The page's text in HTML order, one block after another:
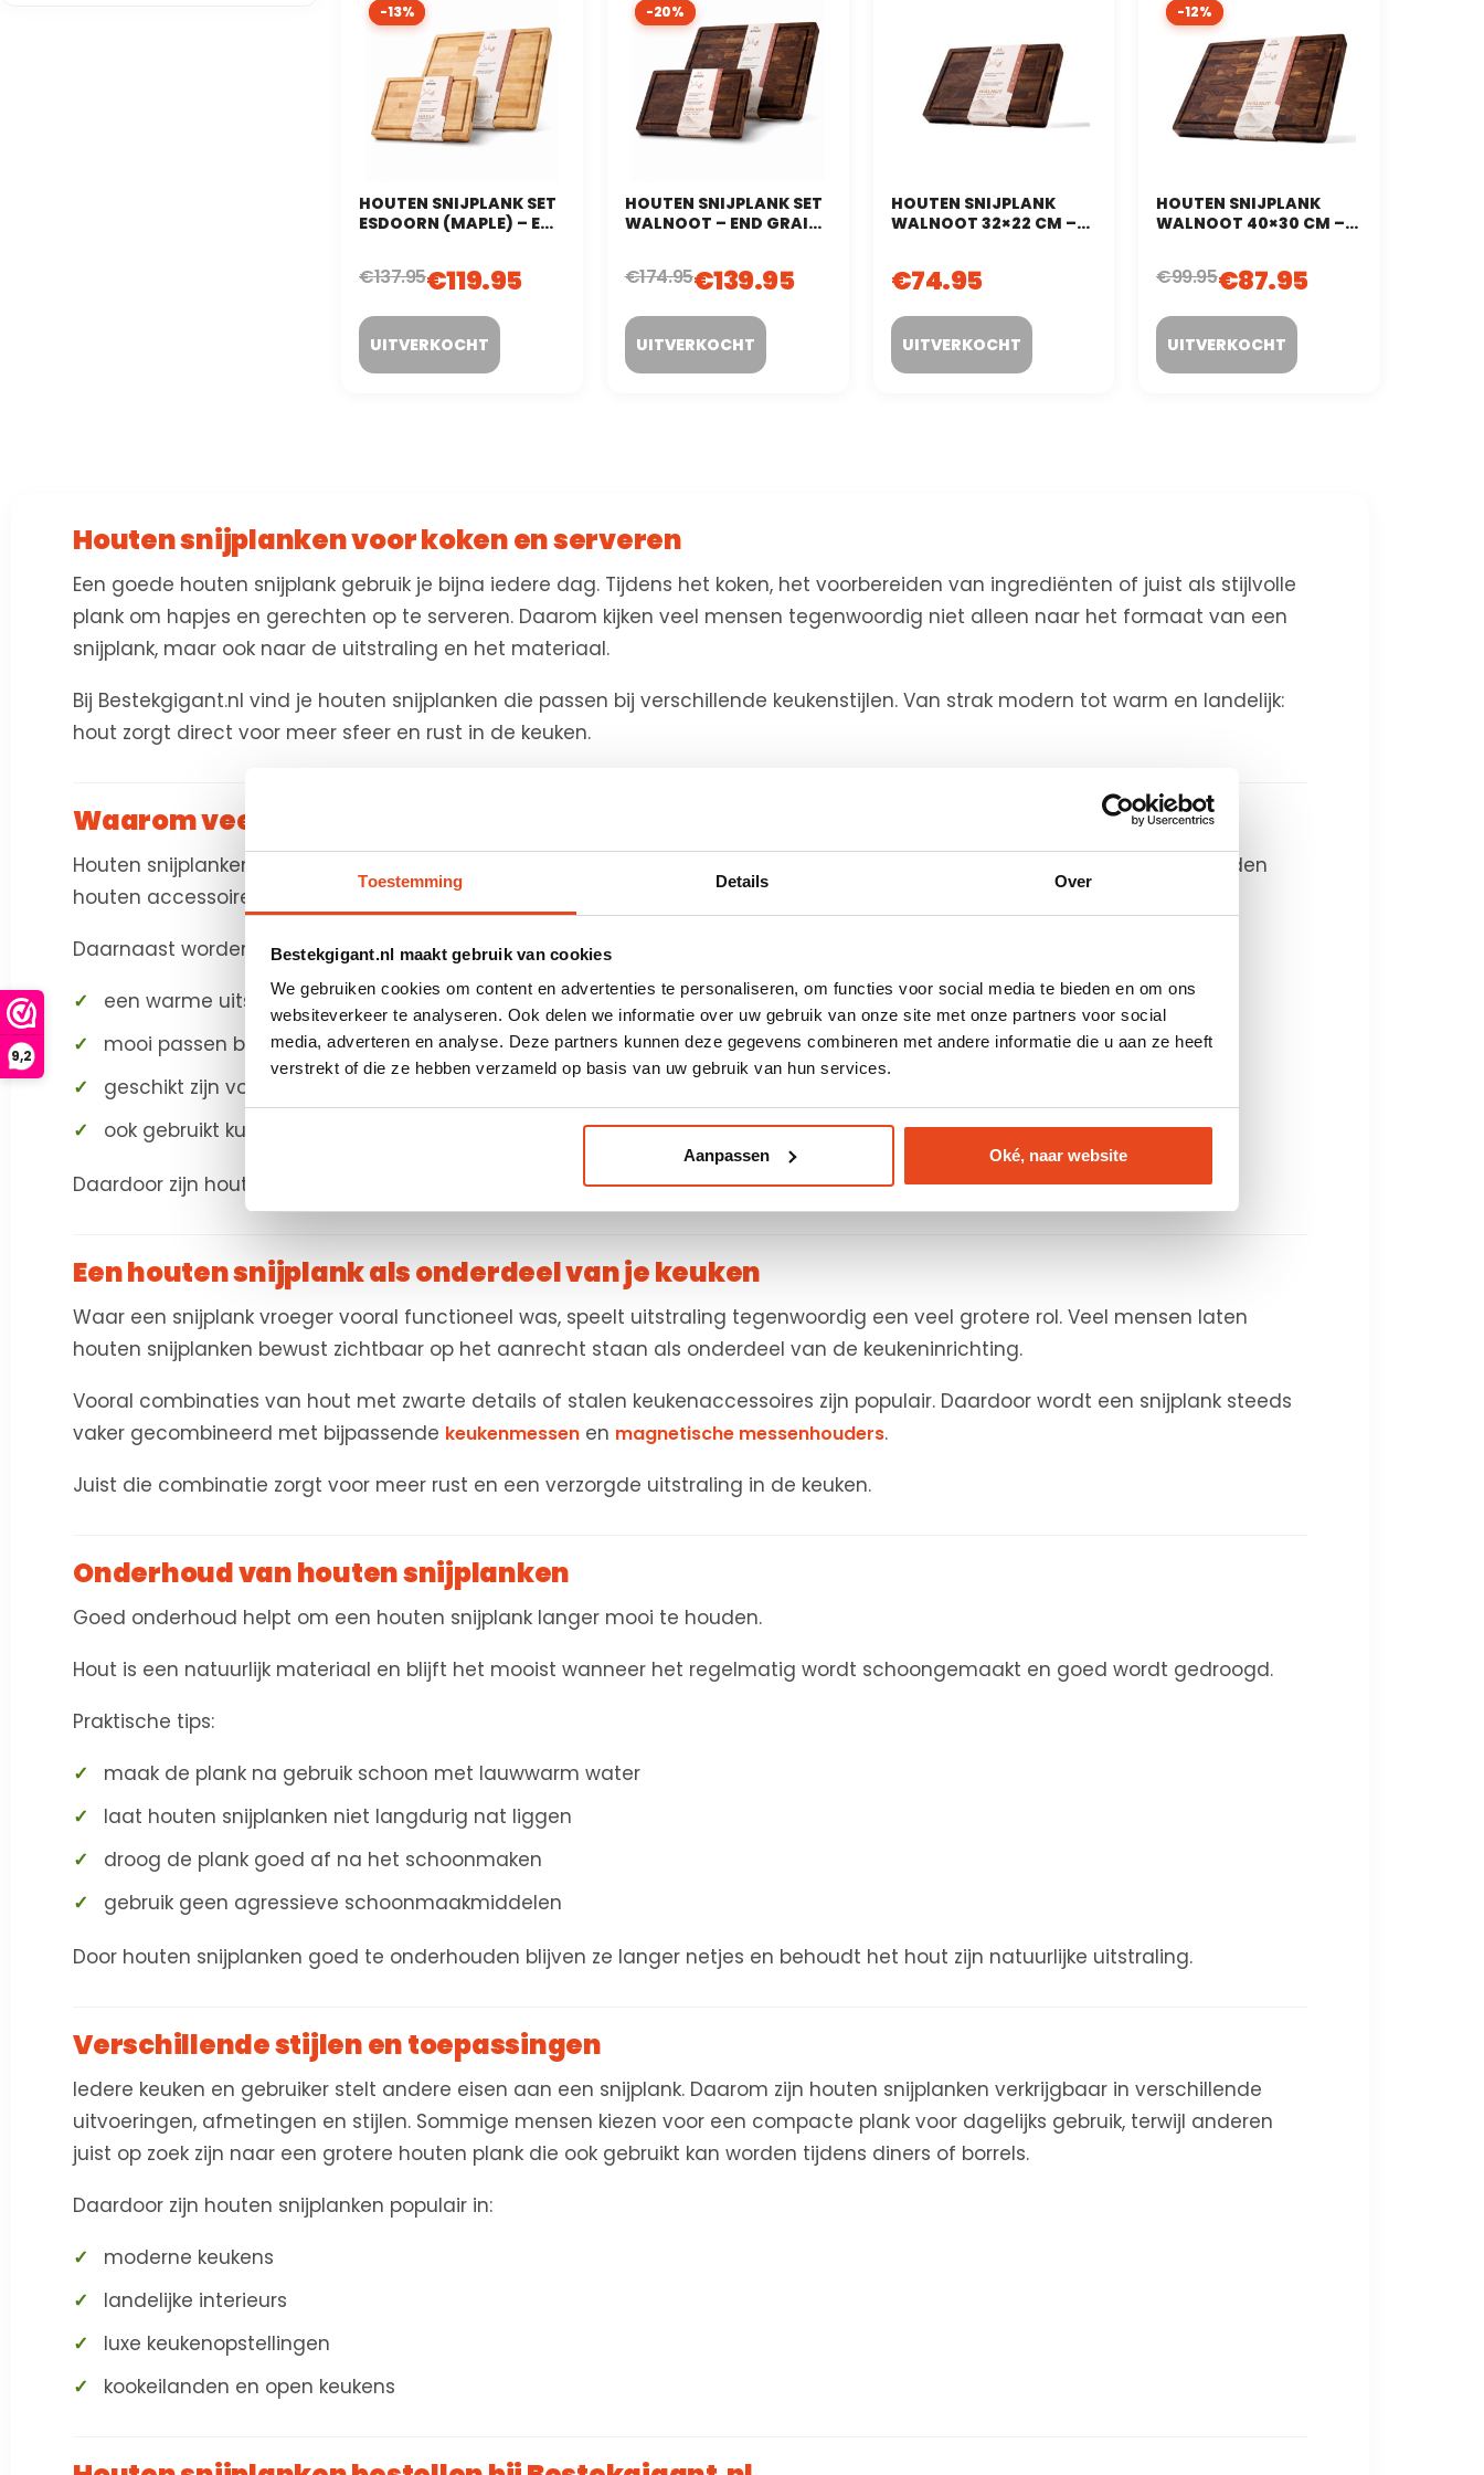
9,2
Toestemming Details Over
Bestekgigant.nl maakt gebruik van cookies
We gebruiken cookies om content en advertenties te personaliseren, om functies voor social media te bieden en om ons
websiteverkeer te analyseren. Ook delen we informatie over uw gebruik van onze site met onze partners voor social
media, adverteren en analyse. Deze partners kunnen deze gegevens combineren met andere informatie die u aan ze heeft
verstrekt of die ze hebben verzameld op basis van uw gebruik van hun services.
Aanpassen Oké, naar website
-13%
HOUTEN SNIJPLANK SET
ESDOORN (MAPLE) – END
-13%
€137.95€119.95
-20%
HOUTEN SNIJPLANK SET
WALNOOT – END GRAIN
-20%
€174.95€139.95
HOUTEN SNIJPLANK
WALNOOT 32×22 CM –
€74.95
-12%
HOUTEN SNIJPLANK
WALNOOT 40×30 CM –
-12%
€99.95€87.95
Houten snijplanken voor koken en serveren
Een goede houten snijplank gebruik je bijna iedere dag. Tijdens het koken, het voorbereiden van ingrediënten of juist als stijlvolle
plank om hapjes en gerechten op te serveren. Daarom kijken veel mensen tegenwoordig niet alleen naar het formaat van een
snijplank, maar ook naar de uitstraling en het materiaal.
Bij Bestekgigant.nl vind je houten snijplanken die passen bij verschillende keukenstijlen. Van strak modern tot warm en landelijk:
hout zorgt direct voor meer sfeer en rust in de keuken.
Waarom veel mensen kiezen voor houten snijplanken
Houten snijplanken blijven populair vanwege de natuurlijke uitstraling en stevige kwaliteit. Vooral in moderne keukens worden
houten accessoires vaak gecombineerd met zwarte keukenapparatuur, keukenmessen en andere natuurlijke materialen.
Daarnaast worden houten snijplanken veel gebruikt omdat ze:
een warme uitstraling geven aan de keuken
mooi passen bij moderne en landelijke interieurs
geschikt zijn voor dagelijks gebruik
ook gebruikt kunnen worden als serveerplank
Daardoor zijn houten snijplanken niet alleen praktisch, maar ook onderdeel van de styling van een keuken of tafel.
Een houten snijplank als onderdeel van je keuken
Waar een snijplank vroeger vooral functioneel was, speelt uitstraling tegenwoordig een veel grotere rol. Veel mensen laten
houten snijplanken bewust zichtbaar op het aanrecht staan als onderdeel van de keukeninrichting.
Vooral combinaties van hout met zwarte details of stalen keukenaccessoires zijn populair. Daardoor wordt een snijplank steeds
vaker gecombineerd met bijpassende keukenmessen en magnetische messenhouders.
Juist die combinatie zorgt voor meer rust en een verzorgde uitstraling in de keuken.
Onderhoud van houten snijplanken
Goed onderhoud helpt om een houten snijplank langer mooi te houden.
Hout is een natuurlijk materiaal en blijft het mooist wanneer het regelmatig wordt schoongemaakt en goed wordt gedroogd.
Praktische tips:
maak de plank na gebruik schoon met lauwwarm water
laat houten snijplanken niet langdurig nat liggen
droog de plank goed af na het schoonmaken
gebruik geen agressieve schoonmaakmiddelen
Door houten snijplanken goed te onderhouden blijven ze langer netjes en behoudt het hout zijn natuurlijke uitstraling.
Verschillende stijlen en toepassingen
Iedere keuken en gebruiker stelt andere eisen aan een snijplank. Daarom zijn houten snijplanken verkrijgbaar in verschillende
uitvoeringen, afmetingen en stijlen. Sommige mensen kiezen voor een compacte plank voor dagelijks gebruik, terwijl anderen
juist op zoek zijn naar een grotere houten plank die ook gebruikt kan worden tijdens diners of borrels.
Daardoor zijn houten snijplanken populair in:
moderne keukens
landelijke interieurs
luxe keukenopstellingen
kookeilanden en open keukens